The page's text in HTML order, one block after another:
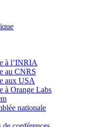
à l’INRIA
au CNRS
aux USA
à Orange Labs
nationale